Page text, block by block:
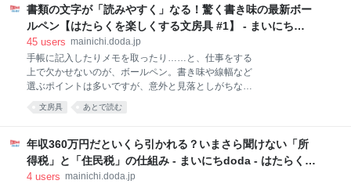
に発揮するためには、チーム内でルールを徹底してお
くことが肝要だと言えます。 一気に課題を入力する
Backlogでは、プロジェクトに関わるチームのタス
ライターになったんですか？ そのたび「ちょっと体を
壊しまして……」と答えていた。IT企業には激務のイ
メージがある。「あ～（察し）」という感じになっ
て、ふんわりと会話は着地する。そして心が少し痛
む。ウソをついてしまっているから。 でもこの際、正
直に言ってしまおう。壊れたのは心だった。ライター
もない」 前職は大手SIerで、主にソフトウェア開発に
ビ会議システム、ID管理システムなど。携帯電話内の
カメラ機能を担当したこともある。自分が開発に携わ
った機種を街角
書類の文字が「読みやすく」なる！驚く書き味の最新ボー
ルペン【はたらくを楽しくする文房具 #1】 - まいにち
doda - はたらくヒントをお届け
45 users mainichi.doda.jp
手帳に記入したりメモを取ったり……と、仕事をする
上で欠かせないのが、ボールペン。書き味や線幅など
選ぶポイントは多いですが、意外と見落としがちなの
が、書いたあとの「読みやすさ」。そこで今回は、読
みやすさ抜群の最新ボールペンを紹介します。 書いた
まず気になるのはインクの発色。ぼんやりした色でに
じんだ文字よりも、クッキリと鮮やかな色の文字の方
が読みやすいのは当然でしょう。 そのクッキリ発色に
文房具 あとで読む
年収360万円だといくら引かれる？いまさら聞けない「所
得税」と「住民税」の仕組み - まいにちdoda - はたらくヒ
ントをお届け
4 users mainichi.doda.jp